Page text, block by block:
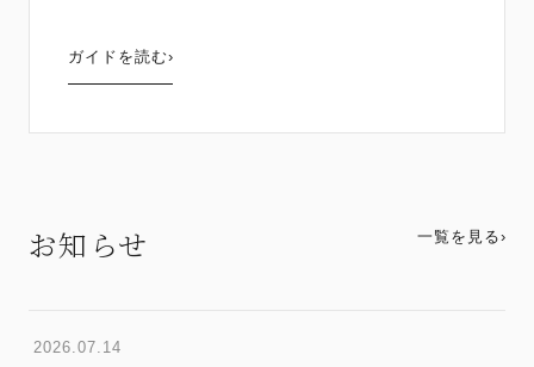
ガイドを読む›
お知らせ 一覧を見る›
2026.07.14